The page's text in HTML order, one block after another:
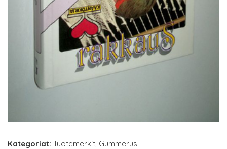
Kategoriat: Tuotemerkit, Gummerus